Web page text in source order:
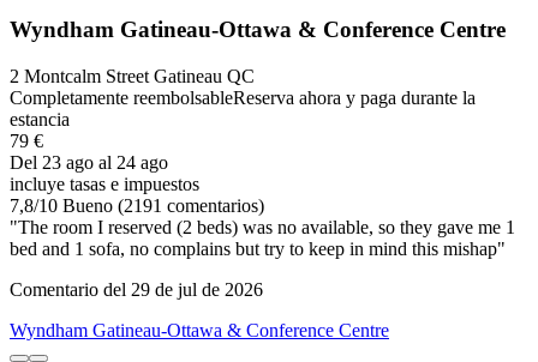
Wyndham Gatineau-Ottawa & Conference Centre
2 Montcalm Street Gatineau QC
Completamente reembolsableReserva ahora y paga durante la
estancia
79 €
Del 23 ago al 24 ago
incluye tasas e impuestos
7,8/10 Bueno (2191 comentarios)
"The room I reserved (2 beds) was no available, so they gave me 1
bed and 1 sofa, no complains but try to keep in mind this mishap"
Comentario del 29 de jul de 2026
Wyndham Gatineau-Ottawa & Conference Centre